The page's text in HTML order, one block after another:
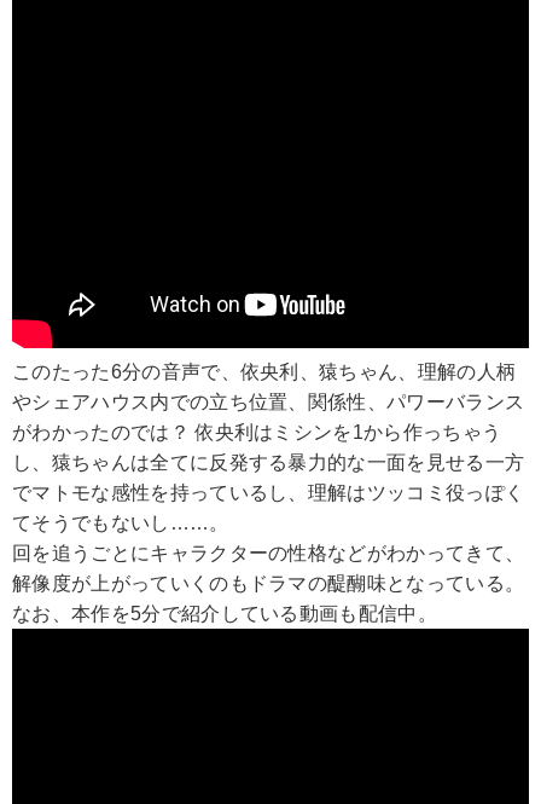
このたった6分の音声で、依央利、猿ちゃん、理解の人柄
やシェアハウス内での立ち位置、関係性、パワーバランス
がわかったのでは？ 依央利はミシンを1から作っちゃう
し、猿ちゃんは全てに反発する暴力的な一面を見せる一方
でマトモな感性を持っているし、理解はツッコミ役っぽく
てそうでもないし……。
回を追うごとにキャラクターの性格などがわかってきて、
解像度が上がっていくのもドラマの醍醐味となっている。
なお、本作を5分で紹介している動画も配信中。